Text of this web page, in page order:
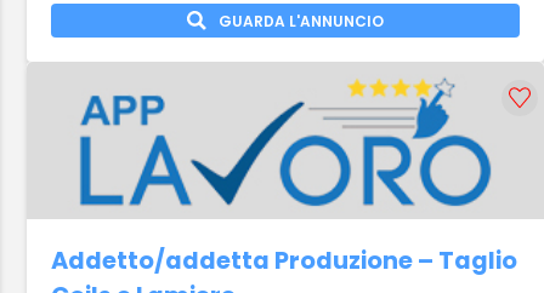
GUARDA L'ANNUNCIO
Addetto/addetta Produzione – Taglio